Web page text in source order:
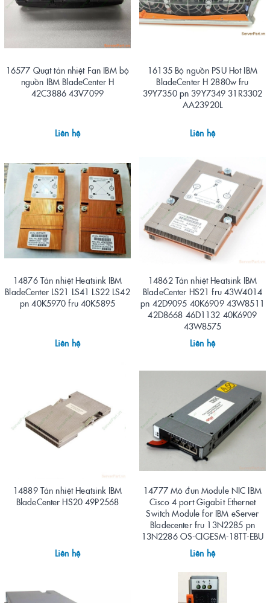
16577 Quạt tản nhiệt Fan IBM bộ
nguồn IBM BladeCenter H
42C3886 43V7099
Liên hệ
16135 Bộ nguồn PSU Hot IBM
BladeCenter H 2880w fru
39Y7350 pn 39Y7349 31R3302
AA23920L
Liên hệ
14876 Tản nhiệt Heatsink IBM
BladeCenter LS21 LS41 LS22 LS42
pn 40K5970 fru 40K5895
Liên hệ
14862 Tản nhiệt Heatsink IBM
BladeCenter HS21 fru 43W4014
pn 42D9095 40K6909 43W8511
42D8668 46D1132 40K6909
43W8575
Liên hệ
14889 Tản nhiệt Heatsink IBM
BladeCenter HS20 49P2568
Liên hệ
14777 Mô đun Module NIC IBM
Cisco 4 port Gigabit Ethernet
Switch Module for IBM eServer
Bladecenter fru 13N2285 pn
13N2286 OS-CIGESM-18TT-EBU
Liên hệ